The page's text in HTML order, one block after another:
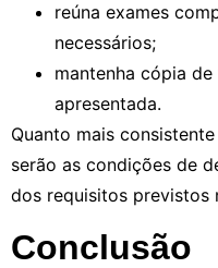
reúna exames
necessários;
mantenha cópia
apresentada.
Quanto mais
serão as condições de
dos requisitos previstos
Conclusão